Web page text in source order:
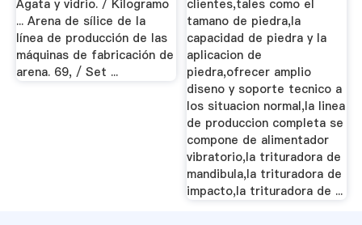
Ágata y vidrio. / Kilogramo
... Arena de sílice de la
línea de producción de las
máquinas de fabricación de
arena. 69, / Set ...
clientes,tales como el
tamano de piedra,la
capacidad de piedra y la
aplicacion de
piedra,ofrecer amplio
diseno y soporte tecnico a
los situacion normal,la linea
de produccion completa se
compone de alimentador
vibratorio,la trituradora de
mandibula,la trituradora de
impacto,la trituradora de ...